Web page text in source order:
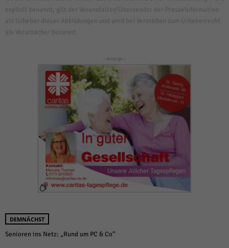
- Anzeige -
DEMNÄCHST
Senioren ins Netz: „Rund um PC & Co“